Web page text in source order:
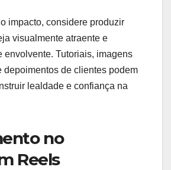
impacto, considere produzir
visualmente atraente e
envolvente. Tutoriais, imagens
depoimentos de clientes podem
lealdade e confiança na
no
Reels